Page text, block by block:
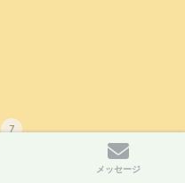
7
メッセージ